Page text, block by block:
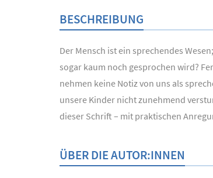
BESCHREIBUNG
Der Mensch ist ein sprechendes
sogar kaum noch gesprochen wird?
nehmen keine Notiz von uns als
unsere Kinder nicht zunehmend
dieser Schrift – mit praktischen
ÜBER DIE AUTOR:INNEN